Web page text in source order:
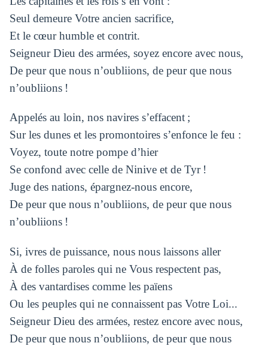
Seul demeure Votre ancien sacrifice,
Et le cœur humble et contrit.
Seigneur Dieu des armées, soyez encore avec nous,
De peur que nous n’oubliions, de peur que nous
n’oubliions !
Appelés au loin, nos navires s’effacent ;
Sur les dunes et les promontoires s’enfonce le feu :
Voyez, toute notre pompe d’hier
Se confond avec celle de Ninive et de Tyr !
Juge des nations, épargnez-nous encore,
De peur que nous n’oubliions, de peur que nous
n’oubliions !
Si, ivres de puissance, nous nous laissons aller
À de folles paroles qui ne Vous respectent pas,
À des vantardises comme les païens
Ou les peuples qui ne connaissent pas Votre Loi...
Seigneur Dieu des armées, restez encore avec nous,
De peur que nous n’oubliions, de peur que nous